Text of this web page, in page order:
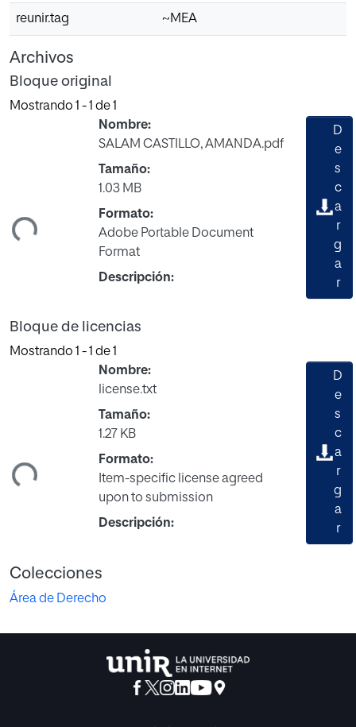
reunir.tag ~MEA
Archivos
Bloque original
Mostrando 1 - 1 de 1
Nombre:
SALAM CASTILLO, AMANDA.pdf
Tamaño:
1.03 MB
Formato:
Adobe Portable Document
Format
Descripción:
D
e
s
c
a
r
g
a
r
Bloque de licencias
Mostrando 1 - 1 de 1
Nombre:
license.txt
Tamaño:
1.27 KB
Formato:
Item-specific license agreed
upon to submission
Descripción:
D
e
s
c
a
r
g
a
r
Colecciones
Área de Derecho